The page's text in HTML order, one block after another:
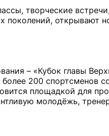
творческие
поколений, открывают
– «Кубок главы
200 спортсменов
площадкой для
молодёжь,